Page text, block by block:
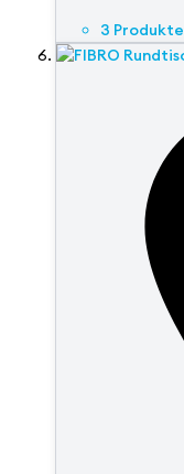
3 Produkte